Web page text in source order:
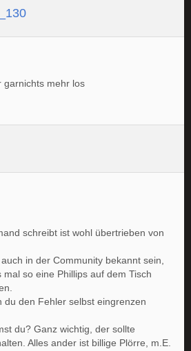
garnichts mehr los
schreibt ist wohl übertrieben von
in der Community bekannt sein,
so eine Phillips auf dem Tisch
du den Fehler selbst eingrenzen
du? Ganz wichtig, der sollte
Alles ander ist billige Plörre, m.E.